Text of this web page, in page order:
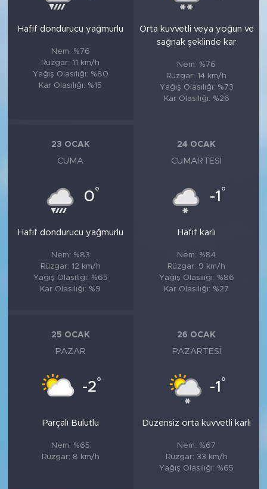
Hafif dondurucu yağmurlu
Nem: %76
Rüzgar: 11 km/h
Yağış Olasılığı: %80
Kar Olasılığı: %15
Orta kuvvetli veya yoğun ve
sağnak şeklinde kar
Nem: %76
Rüzgar: 14 km/h
Yağış Olasılığı: %73
Kar Olasılığı: %26
23 OCAK
CUMA
0°
Hafif dondurucu yağmurlu
Nem: %83
Rüzgar: 12 km/h
Yağış Olasılığı: %65
Kar Olasılığı: %9
24 OCAK
CUMARTESI
-1 °
Hafif karlı
Nem: %84
Rüzgar: 9 km/h
Yağış Olasılığı: %86
Kar Olasılığı: %27
25 OCAK
PAZAR
-2°
Parçalı Bulutlu
Nem: %65
Rüzgar: 8 km/h
26 OCAK
PAZARTESI
-1 °
Düzensiz orta kuvvetli karlı
Nem: %67
Rüzgar: 33 km/h
Yağış Olasılığı: %65